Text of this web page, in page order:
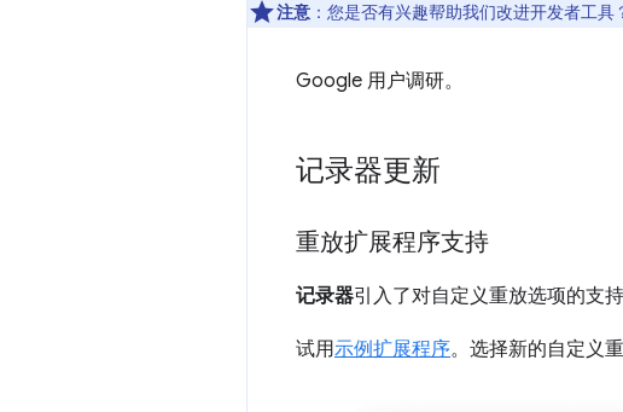
注意 ：您是否有兴趣帮助我们改进开发者工具
Google 用户调研。
记录器更新
重放扩展程序支持
记录器引入了对自定义重放选项的支
试用示例扩展程序。选择新的自定义